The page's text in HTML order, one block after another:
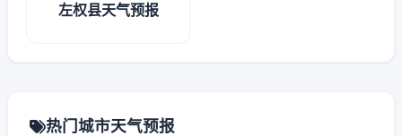
左权县天气预报
热门城市天气预报